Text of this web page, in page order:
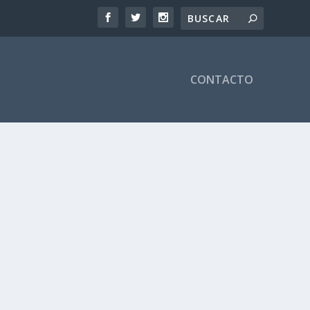
CONTACTO